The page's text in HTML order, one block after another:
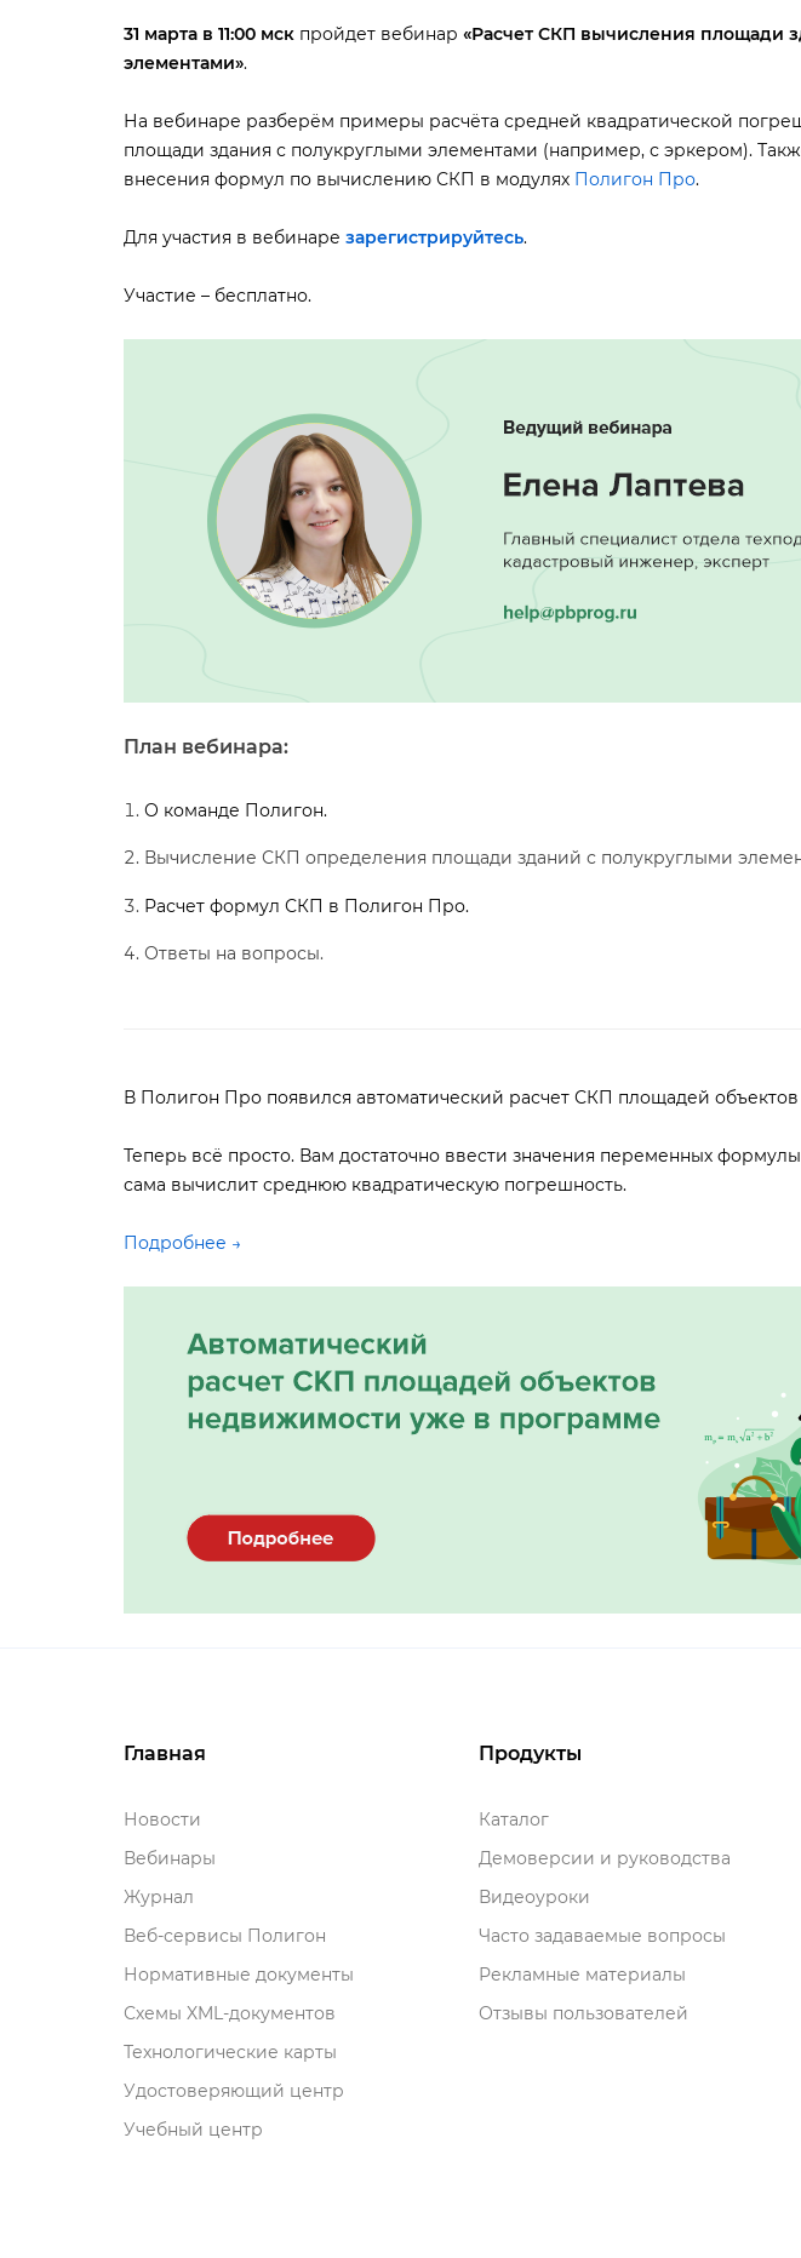
31 марта в 11:00 мск пройдет вебинар «Расчет СКП вычисления площади
элементами».
На вебинаре разберём примеры расчёта средней квадратической
площади здания с полукруглыми элементами (например, с эркером).
несения формул по вычислению СКП в модулях Полигон Про.
Для участия в вебинаре зарегистрируйтесь.
Участие – бесплатно.
План вебинара:
О команде Полигон.
ычисление СКП определения площади зданий с полукруглыми
Расчет формул СКП в Полигон Про.
Ответы на вопросы.
Полигон Про появился автоматический расчет СКП площадей
Теперь всё просто. Вам достаточно ввести значения переменных
сама вычислит среднюю квадратическую погрешность.
Подробнее →
Главная
Новости
ебинары
Журнал
еб-сервисы Полигон
Нормативные документы
Схемы XML-документо
Технологические карты
Удостоверяющий центр
Учебный центр
Продукты
Катало
Демоверсии и руководства
идеоуроки
Часто задаваемые вопросы
Рекламные материалы
Отзывы пользователей